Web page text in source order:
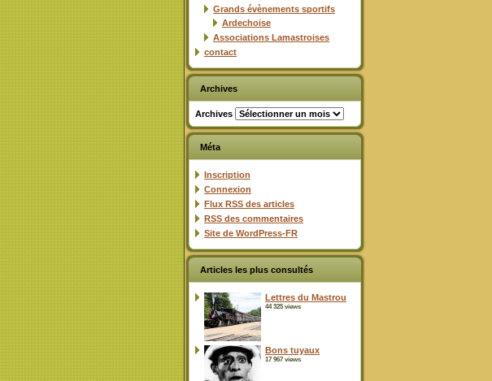
Grands évènements sportifs
Ardechoise
Associations Lamastroises
contact
Archives
Archives
Méta
Inscription
Connexion
Flux RSS des articles
RSS des commentaires
Site de WordPress-FR
Articles les plus consultés
Lettres du Mastrou
44 325 views
Bons tuyaux
17 967 views